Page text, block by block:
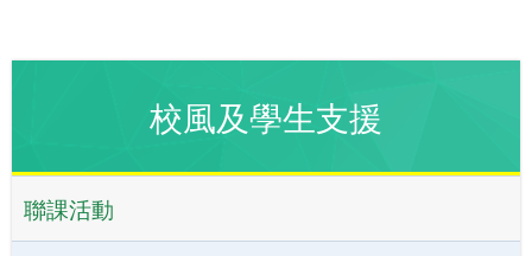
校風及學生支援
聯課活動